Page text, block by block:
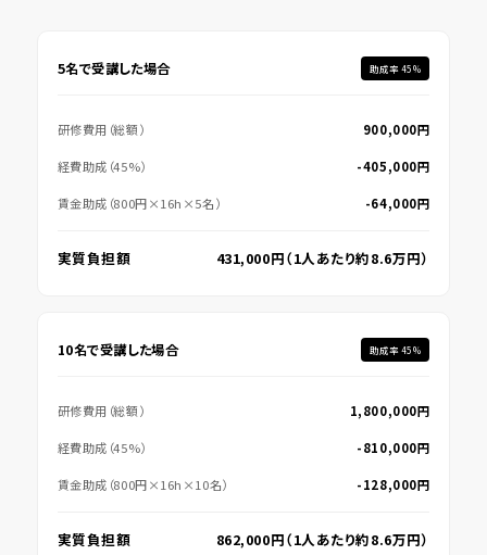
5名で受講した場合 助成率 45%
研修費用（総額） 900,000円
経費助成（45%） -405,000円
賃金助成（800円×16h×5名） -64,000円
実質負担額 431,000円（1人あたり約8.6万円）
10名で受講した場合 助成率 45%
研修費用（総額） 1,800,000円
経費助成（45%） -810,000円
賃金助成（800円×16h×10名） -128,000円
実質負担額 862,000円（1人あたり約8.6万円）